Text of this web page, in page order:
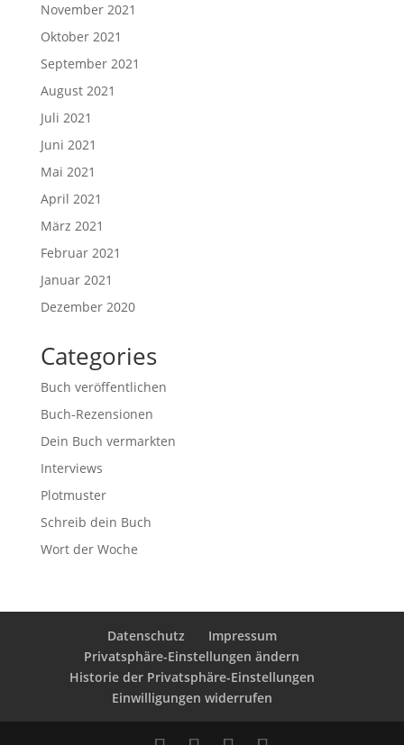
November 2021
Oktober 2021
September 2021
August 2021
Juli 2021
Juni 2021
Mai 2021
April 2021
März 2021
Februar 2021
Januar 2021
Dezember 2020
Categories
Buch veröffentlichen
Buch-Rezensionen
Dein Buch vermarkten
Interviews
Plotmuster
Schreib dein Buch
Wort der Woche
Datenschutz
Impressum
Privatsphäre-Einstellungen ändern
Historie der Privatsphäre-Einstellungen
Einwilligungen widerrufen